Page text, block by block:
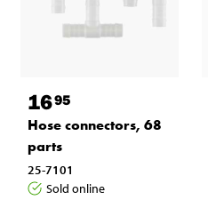
1695
Hose connectors, 68
parts
25-7101
Sold online